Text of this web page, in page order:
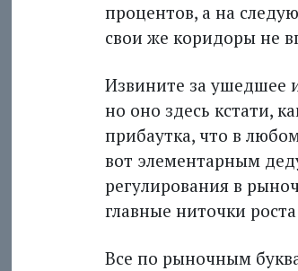
процентов, а на
свои же коридоры не
Извините за ушедшее
но оно здесь кстати,
прибаутка, что в
вот элементарным
регулирования в
главные ниточки
Все по рыночным